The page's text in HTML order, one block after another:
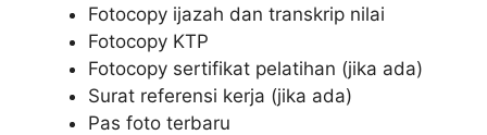
Fotocopy ijazah dan transkrip nilai
Fotocopy KTP
Fotocopy sertifikat pelatihan (jika ada)
Surat referensi kerja (jika ada)
Pas foto terbaru